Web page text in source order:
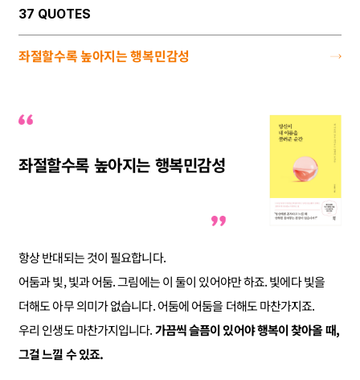
37 QUOTES
좌절할수록 높아지는 행복민감성
좌절할수록 높아지는 행복민감성
항상 반대되는 것이 필요합니다.
어둠과 빛, 빛과 어둠. 그림에는 이 둘이 있어야만 하죠. 빛에다 빛을
더해도 아무 의미가 없습니다. 어둠에 어둠을 더해도 마찬가지죠.
우리 인생도 마찬가지입니다.가끔씩 슬픔이 있어야 행복이 찾아올 때,
그걸 느낄 수 있죠.